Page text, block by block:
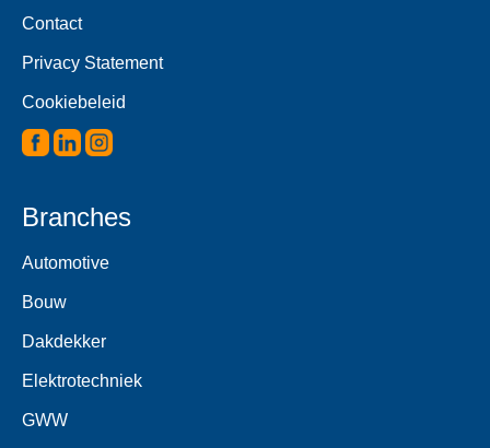
Contact
Privacy Statement
Cookiebeleid
Branches
Automotive
Bouw
Dakdekker
Elektrotechniek
GWW